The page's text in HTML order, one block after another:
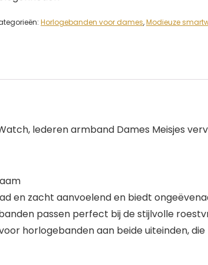
Horlogebanden voor dames,Modieuze
lederen armband Dames Meisjes
en zacht aanvoelend en biedt
passen perfect bij de stijlvolle
horlogebanden aan beide uiteinden,